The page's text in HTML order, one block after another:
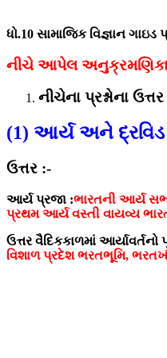
ધો.10 સામાજિક વિજ્ઞાન ગાઇડ
નીચે આપેલ
નીચેના પ્રશ્નોના
(1) આર્ય અને
ઉત્તર :-
આર્ય પ્રજા :ભારતની આર્ય
પ્રથમ આર્ય વસ્તી વાયવ્ય
ઉત્તર વૈદિકકાળમાં
વિશાળ પ્રદેશ ભરતભૂમિ,